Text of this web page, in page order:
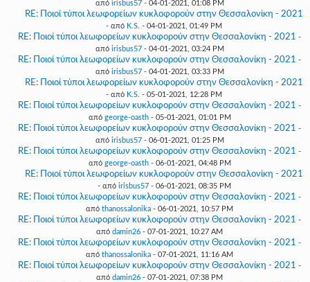
από irisbus57- 04-01-2021, 01:08 PM
RE: Ποιοί τύποι λεωφορείων κυκλοφορούν στην Θεσσαλονίκη - 2021
- από K.S. - 04-01-2021, 01:49 PM
RE: Ποιοί τύποι λεωφορείων κυκλοφορούν στην Θεσσαλονίκη - 2021 -
από irisbus57- 04-01-2021, 03:24 PM
RE: Ποιοί τύποι λεωφορείων κυκλοφορούν στην Θεσσαλονίκη - 2021 -
από irisbus57- 04-01-2021, 03:33 PM
RE: Ποιοί τύποι λεωφορείων κυκλοφορούν στην Θεσσαλονίκη - 2021
- από K.S. - 05-01-2021, 12:28 PM
RE: Ποιοί τύποι λεωφορείων κυκλοφορούν στην Θεσσαλονίκη - 2021 -
από george-oasth- 05-01-2021, 01:01 PM
RE: Ποιοί τύποι λεωφορείων κυκλοφορούν στην Θεσσαλονίκη - 2021 -
από irisbus57- 06-01-2021, 01:25 PM
RE: Ποιοί τύποι λεωφορείων κυκλοφορούν στην Θεσσαλονίκη - 2021 -
από george-oasth- 06-01-2021, 04:48 PM
RE: Ποιοί τύποι λεωφορείων κυκλοφορούν στην Θεσσαλονίκη - 2021
- από irisbus57- 06-01-2021, 08:35 PM
RE: Ποιοί τύποι λεωφορείων κυκλοφορούν στην Θεσσαλονίκη - 2021 -
από thanossalonika - 06-01-2021, 10:57 PM
RE: Ποιοί τύποι λεωφορείων κυκλοφορούν στην Θεσσαλονίκη - 2021 -
από damin26 - 07-01-2021, 10:27 AM
RE: Ποιοί τύποι λεωφορείων κυκλοφορούν στην Θεσσαλονίκη - 2021 -
από thanossalonika - 07-01-2021, 11:16 AM
RE: Ποιοί τύποι λεωφορείων κυκλοφορούν στην Θεσσαλονίκη - 2021 -
από damin26 - 07-01-2021, 07:38 PM